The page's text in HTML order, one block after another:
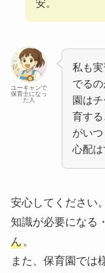
安。
ユーキャンで
保育士になっ
た人
私も
でる
園は
育す
がい
心配
安心してください
知識が必要になる
ん。
また、保育園では